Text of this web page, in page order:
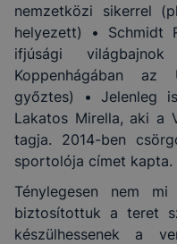
nemzetközi sikerrel
helyezett) • Schmidt
ifjúsági
Koppenhágában
győztes) • Jelenleg
Lakatos Mirella, aki a
tagja. 2014-ben
sportolója címet kapta.
Ténylegesen nem
biztosítottuk a teret
készülhessenek a